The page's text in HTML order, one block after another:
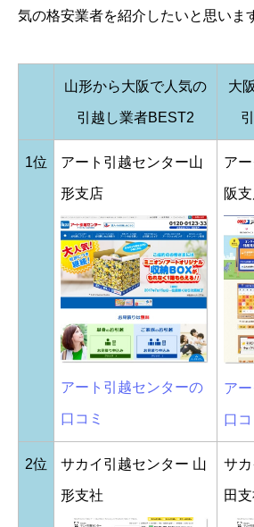
気の格安業者を紹介したいと思いま
山形から大阪で人気の
引越し業者BEST2
大
1位 アート引越センター山
形支店
アート引越センターの
口コミ
ア
阪
ア
口コ
2位 サカイ引越センター 山
形支社
サ
田